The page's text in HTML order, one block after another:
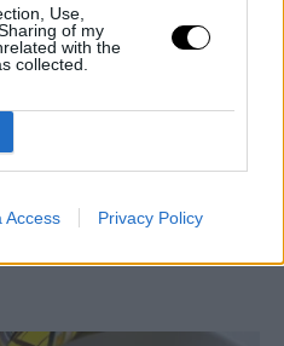
Use,
of my
with the
collected.
Access Privacy Policy
INDICE GLICEMICO
spinaci…
e antiossidanti.
sempre con il grasso,
frutta a basso